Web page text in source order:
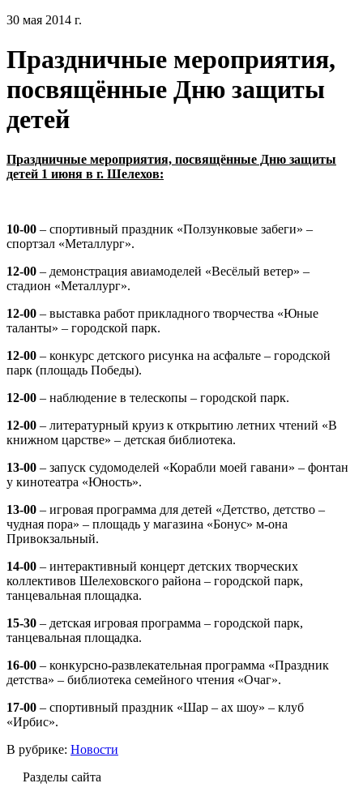
30 мая 2014 г.
Праздничные мероприятия,
посвящённые Дню защиты
детей
Праздничные мероприятия, посвящённые Дню защиты
детей 1 июня в г. Шелехов:
10-00 – спортивный праздник «Ползунковые забеги» –
спортзал «Металлург».
12-00 – демонстрация авиамоделей «Весёлый ветер» –
стадион «Металлург».
12-00 – выставка работ прикладного творчества «Юные
таланты» – городской парк.
12-00 – конкурс детского рисунка на асфальте – городской
парк (площадь Победы).
12-00 – наблюдение в телескопы – городской парк.
12-00 – литературный круиз к открытию летних чтений «В
книжном царстве» – детская библиотека.
13-00 – запуск судомоделей «Корабли моей гавани» – фонтан
у кинотеатра «Юность».
13-00 – игровая программа для детей «Детство, детство –
чудная пора» – площадь у магазина «Бонус» м-она
Привокзальный.
14-00 – интерактивный концерт детских творческих
коллективов Шелеховского района – городской парк,
танцевальная площадка.
15-30 – детская игровая программа – городской парк,
танцевальная площадка.
16-00 – конкурсно-развлекательная программа «Праздник
детства» – библиотека семейного чтения «Очаг».
17-00 – спортивный праздник «Шар – ах шоу» – клуб
«Ирбис».
В рубрике: Новости
Разделы сайта